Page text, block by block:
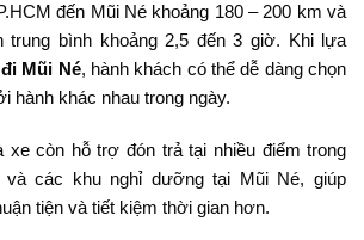
HCMđến Mũi Né khoảng 180 – 200 kmvà
trung bình khoảng 2,5 đến3 giờ. Khi lựa
đi Mũi Né, hành khách cóthểdễ dàngchọn
hành khác nhau trong ngày.
xecòn hỗtrợ đón trảtại nhiều điểmtrong
vàcác khu nghỉ dưỡngtại Mũi Né,giúp
tiện và tiết kiệm thời gian hơn.